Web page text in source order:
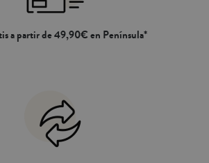
a partir de 49,90€ en Península*